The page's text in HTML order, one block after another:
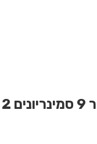
9 סמינריונים 2 תזות